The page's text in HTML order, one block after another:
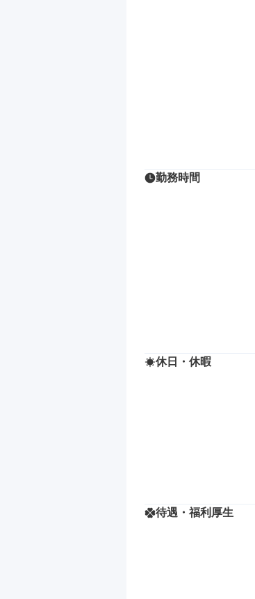
勤務時間
休日・休暇
待遇・福利厚生